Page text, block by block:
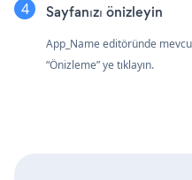
Sayfanızı önizleyin
App_Name editöründe
“Önizleme” ye tıklayın.